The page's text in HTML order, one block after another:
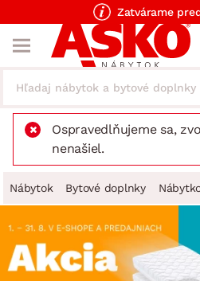
Zatvárame
Ospravedlňujeme sa,
nenašiel.
Nábytok Bytové doplnky